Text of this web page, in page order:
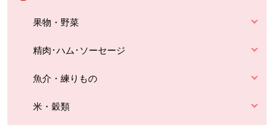
果物・野菜
精肉･ハム･ソーセージ
魚介・練りもの
米・穀類